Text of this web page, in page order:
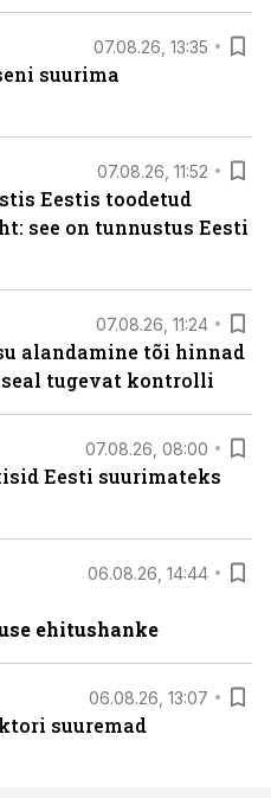
07.08.26, 13:35
suurima
07.08.26, 11:52
Eestis toodetud
see on tunnustus Eesti
07.08.26, 11:24
alandamine tõi hinnad
tugevat kontrolli
07.08.26, 08:00
Eesti suurimateks
06.08.26, 14:44
ehitushanke
06.08.26, 13:07
suuremad